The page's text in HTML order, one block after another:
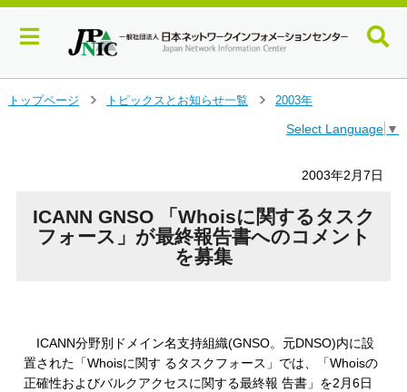
トップページ
トピックスとお知らせ一覧
2003年
Select Language ▼
2003年2月7日
ICANN GNSO 「Whoisに関するタスク
フォース」が最終報告書へのコメント
を募集
ICANN分野別ドメイン名支持組織(GNSO。元DNSO)内に設
置された「Whoisに関す るタスクフォース」では、「Whoisの
正確性およびバルクアクセスに関する最終報 告書」を2月6日